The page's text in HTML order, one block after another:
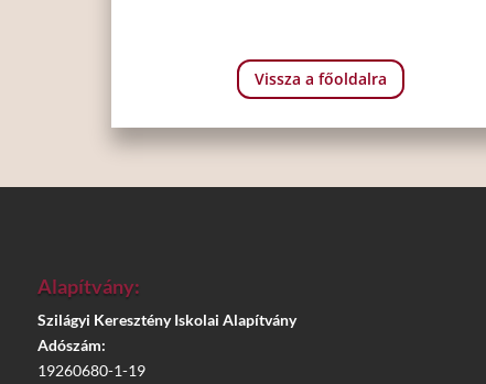
Vissza a főoldalra
Alapítvány:
Szilágyi Keresztény Iskolai Alapítvány
Adószám:
19260680-1-19